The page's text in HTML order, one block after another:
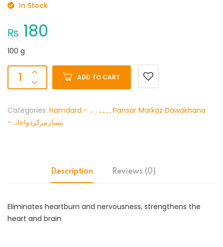
In Stock
₨ 180
100 g
ADD TO CART
Categories: Hamdard - ہمدرد, Pansar Markaz Dawakhana
-پنسارمرکزدواخانہ
Description Reviews (0)
Eliminates heartburn and nervousness, strengthens the
heart and brain